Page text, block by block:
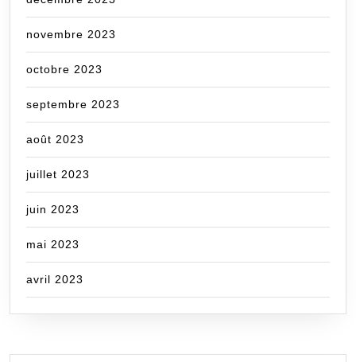
novembre 2023
octobre 2023
septembre 2023
août 2023
juillet 2023
juin 2023
mai 2023
avril 2023